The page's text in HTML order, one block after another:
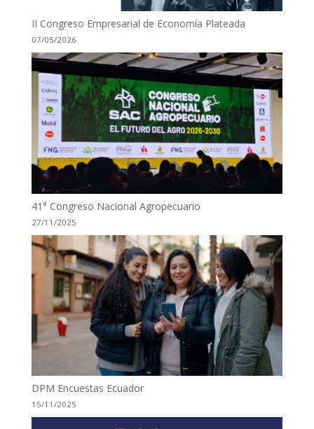
II Congreso Empresarial de Economía Plateada
07/05/2026
41° Congreso Nacional Agropecuario
27/11/2025
DPM Encuestas Ecuador
15/11/2025